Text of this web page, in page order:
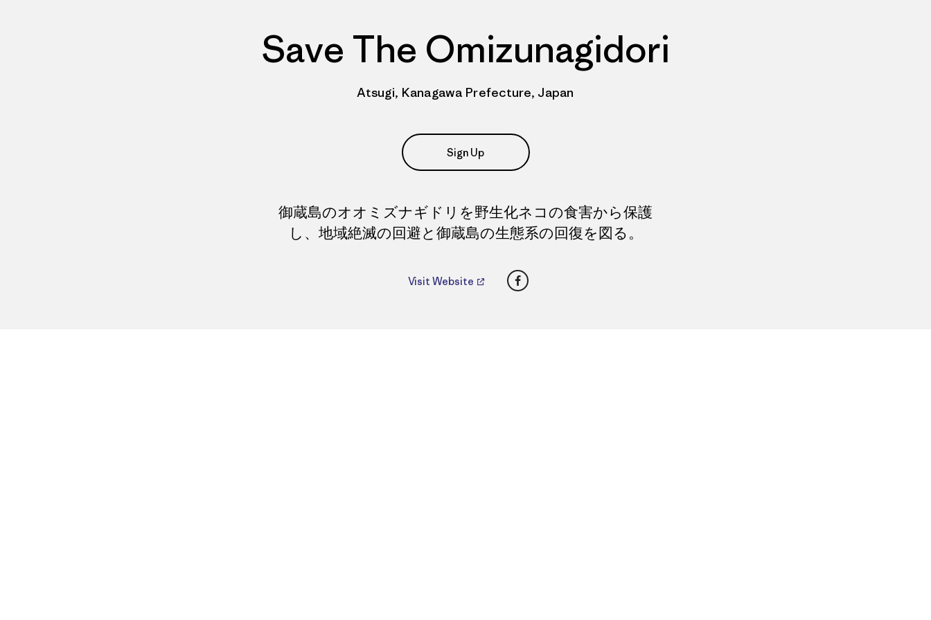
Save The Omizunagidori
Atsugi, Kanagawa Prefecture, Japan
Sign Up
御蔵島のオオミズナギドリを野生化ネコの食害から保護
し、地域絶滅の回避と御蔵島の生態系の回復を図る。
Visit Website Facebook